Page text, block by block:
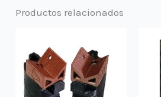
Productos relacionados